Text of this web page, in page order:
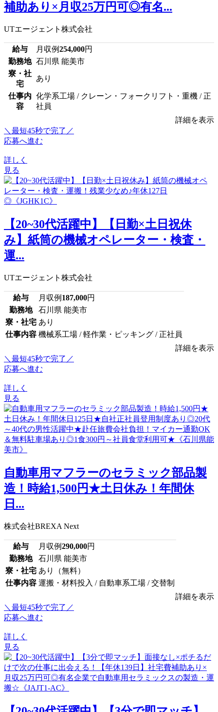
補助あり×月収25万円可◎有名...
UTエージェント株式会社
給与 月収例254,000円
勤務地 石川県 能美市
寮・社
宅
あり
仕事内
容
化学系工場 / クレーン・フォークリフト・重機 / 正
社員
詳細を表示
＼最短45秒で完了／
応募へ進む
詳しく
見る
【20~30代活躍中】【日勤×土日祝休
み】紙筒の機械オペレーター・検査・
運...
UTエージェント株式会社
給与 月収例 187,000円
勤務地
石川県 能美市
寮・社宅 あり
仕事内容 機械系工場 / 軽作業・ピッキング / 正社員
詳細を表示
＼最短45秒で完了／
応募へ進む
詳しく
見る
自動車用マフラーのセラミック部品製
造！時給1,500円★土日休み！年間休
日...
株式会社BREXA Next
給与 月収例290,000円
勤務地
石川県 能美市
寮・社宅 あり（無料）
仕事内容 運搬・材料投入 / 自動車系工場 / 交替制
詳細を表示
＼最短45秒で完了／
応募へ進む
詳しく
見る